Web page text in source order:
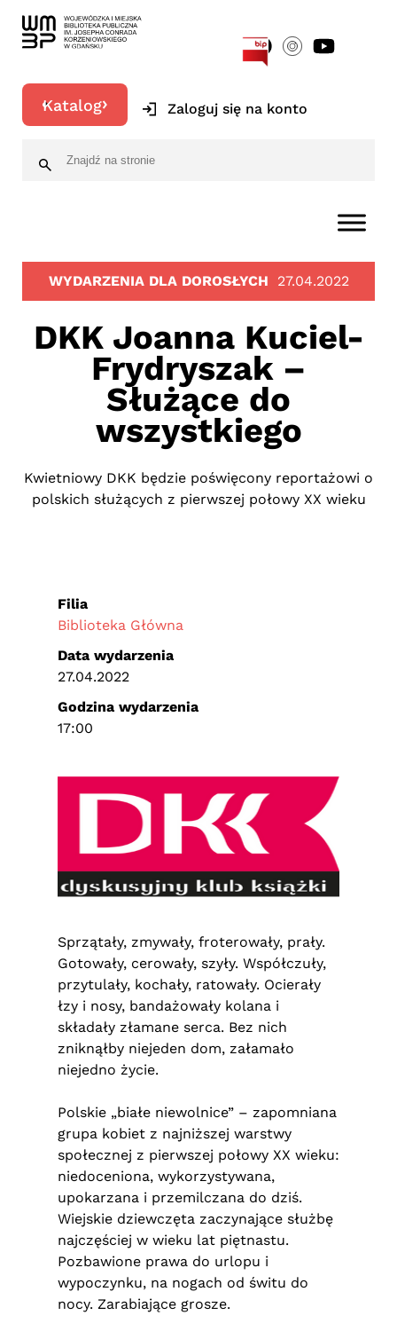
Katalog Zaloguj się na konto
WYDARZENIA DLA DOROSŁYCH 27.04.2022
DKK Joanna Kuciel-
Frydryszak –
Służące do
wszystkiego
Kwietniowy DKK będzie poświęcony reportażowi o
polskich służących z pierwszej połowy XX wieku
Sprzątały, zmywały, froterowały, prały.
Gotowały, cerowały, szyły. Współczuły,
przytulały, kochały, ratowały. Ocierały
łzy i nosy, bandażowały kolana i
składały złamane serca. Bez nich
zniknąłby niejeden dom, załamało
niejedno życie.
Polskie „białe niewolnice” – zapomniana
grupa kobiet z najniższej warstwy
społecznej z pierwszej połowy XX wieku:
niedoceniona, wykorzystywana,
upokarzana i przemilczana do dziś.
Wiejskie dziewczęta zaczynające służbę
najczęściej w wieku lat piętnastu.
Pozbawione prawa do urlopu i
wypoczynku, na nogach od świtu do
nocy. Zarabiające grosze.
Filia
Biblioteka Główna
Data wydarzenia
27.04.2022
Godzina wydarzenia
17:00